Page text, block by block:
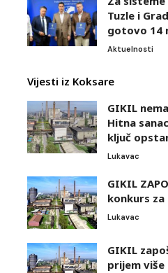
Tuzle i
gotovo 14
Aktuelnosti
Vijesti iz Koksare
GIKIL
Hitna
ključ
Lukavac
GIKIL
konkurs
Lukavac
GIKIL
prijem